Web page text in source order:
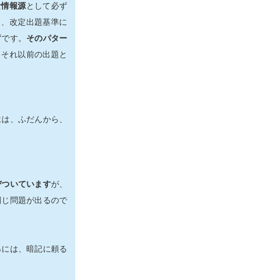
報源として必ず
改定出題基準に
す。 そのパター
れ以前の出題と
、ふだんから、
いていますが、
問題が出るので
は、暗記に頼る